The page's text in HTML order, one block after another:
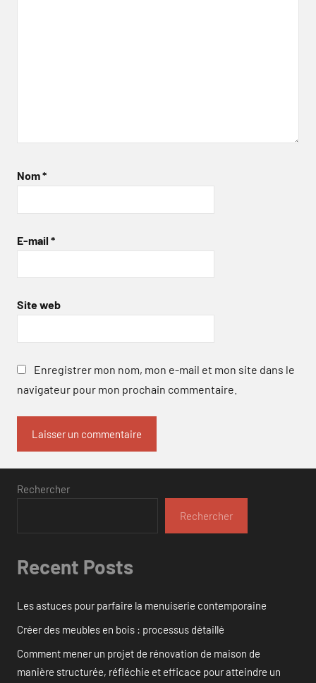
Nom*
E-mail *
Site web
Enregistrer mon nom, mon e-mail et mon site dans le
navigateur pour mon prochain commentaire.
Rechercher
Rechercher
Recent Posts
Les astuces pour parfaire la menuiserie contemporaine
Créer des meubles en bois : processus détaillé
Comment mener un projet de rénovation de maison de
manière structurée, réfléchie et efficace pour atteindre un